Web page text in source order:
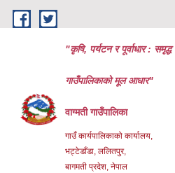
Skip to main content
"कृषि, पर्यटन र पूर्वाधार :
गाउँपालिकाको मूल आधार"
वाग्मती गाउँपालिका
गाउँ कार्यपालिकाको कार्यालय,
भट्टेडाँडा, ललितपुर,
बागमती प्रदेश, नेपाल